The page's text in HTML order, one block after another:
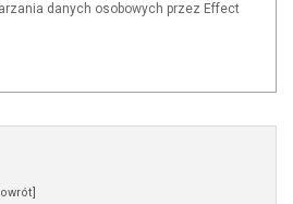
danych osobowych przez Effect